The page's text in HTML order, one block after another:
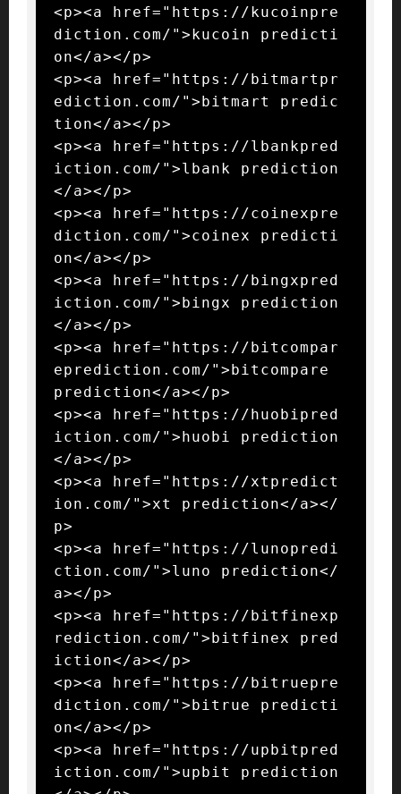
<p><a href="https://kucoinpre
diction.com/">kucoin predicti
on</a></p>
<p><a href="https://bitmartpr
ediction.com/">bitmart predic
tion</a></p>
<p><a href="https://lbankpred
iction.com/">lbank prediction
</a></p>
<p><a href="https://coinexpre
diction.com/">coinex predicti
on</a></p>
<p><a href="https://bingxpred
iction.com/">bingx prediction
</a></p>
<p><a href="https://bitcompar
eprediction.com/">bitcompare
prediction</a></p>
<p><a href="https://huobipred
iction.com/">huobi prediction
</a></p>
<p><a href="https://xtpredict
ion.com/">xt prediction</a></
p>
<p><a href="https://lunopredi
ction.com/">luno prediction</
a></p>
<p><a href="https://bitfinexp
rediction.com/">bitfinex pred
iction</a></p>
<p><a href="https://bitruepre
diction.com/">bitrue predicti
on</a></p>
<p><a href="https://upbitpred
iction.com/">upbit prediction